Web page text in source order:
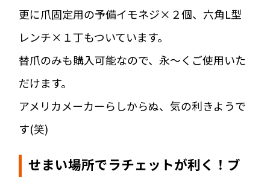
更に爪固定用の予備イモネジ×２個、六角L型
レンチ×１丁もついています。
替爪のみも購入可能なので、永～くご使用いた
だけます。
アメリカメーカーらしからぬ、気の利きようで
す(笑)
せまい場所でラチェットが利く！ブ